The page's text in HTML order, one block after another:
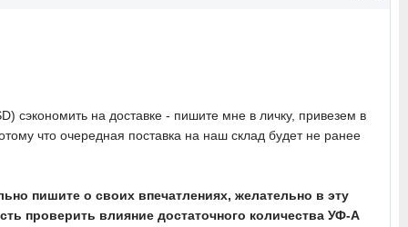
сэкономить на доставке - пишите мне в личку, привезем в
что очередная поставка на наш склад будет не ранее
пишите о своих впечатлениях, желательно в эту
проверить влияние достаточного количества УФ-А